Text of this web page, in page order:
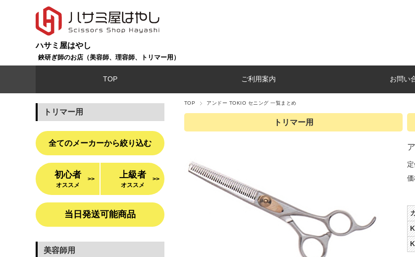
ハサミ屋はやし
鋏研ぎ師のお店（美容師、理容師、トリマー用）
TOP ご利用案内 お問い
TOP アンドー TOKIO セニング 一覧まとめ
トリマー用
価
トリマー用
全てのメーカーから絞り込む
初心者
オススメ
>> 上級者
オススメ
>>
当日発送可能商品
美容師用